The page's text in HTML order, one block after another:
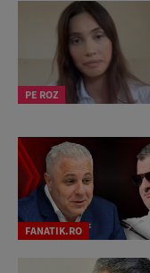
PE ROZ
FANATIK.RO